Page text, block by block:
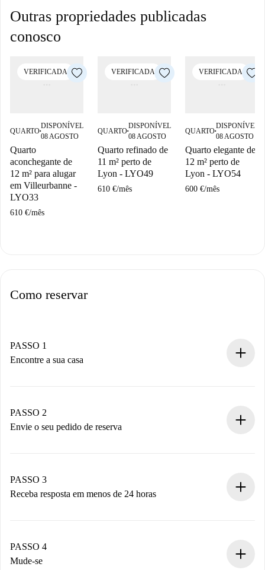
Outras propriedades publicadas
conosco
VERIFICADA
QUARTO■
DISPONÍVEL
08 AGOSTO
Quarto
aconchegante de
12 m² para alugar
em Villeurbanne -
LYO33
610 €/mês
VERIFICADA
QUARTO■
DISPONÍVEL
08 AGOSTO
Quarto refinado de
11 m² perto de
Lyon - LYO49
610 €/mês
VERIFICADA
QUARTO■
DISPONÍVEL
08 AGOSTO
Quarto elegante de
12 m² perto de
Lyon - LYO54
600 €/mês
Como reservar
PASSO 1
Encontre a sua casa
Você tem todas as informações necessárias
antecipadamente.
PASSO 2
Envie o seu pedido de reserva
Não cobramos nada até que o proprietário confirme.
PASSO 3
Receba resposta em menos de 24 horas
proprietário.
Se recusada: não cobraremos nada e ofereceremos
PASSO 4
Mude-se